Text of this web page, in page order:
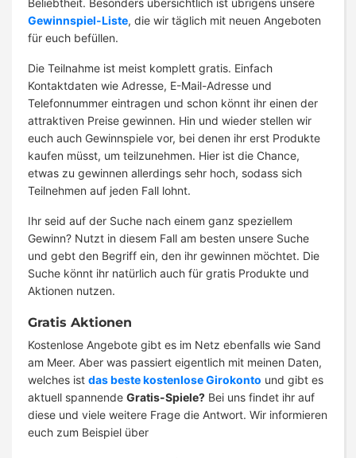
Gewinnspiel-Liste, die wir täglich mit neuen Angeboten
für euch befüllen.
Die Teilnahme ist meist komplett gratis. Einfach
Kontaktdaten wie Adresse, E-Mail-Adresse und
Telefonnummer eintragen und schon könnt ihr einen der
attraktiven Preise gewinnen. Hin und wieder stellen wir
euch auch Gewinnspiele vor, bei denen ihr erst Produkte
kaufen müsst, um teilzunehmen. Hier ist die Chance,
etwas zu gewinnen allerdings sehr hoch, sodass sich
Teilnehmen auf jeden Fall lohnt.
Ihr seid auf der Suche nach einem ganz speziellem
Gewinn? Nutzt in diesem Fall am besten unsere Suche
und gebt den Begriff ein, den ihr gewinnen möchtet. Die
Suche könnt ihr natürlich auch für gratis Produkte und
Aktionen nutzen.
Gratis Aktionen
Kostenlose Angebote gibt es im Netz ebenfalls wie Sand
am Meer. Aber was passiert eigentlich mit meinen Daten,
welches ist das beste kostenlose Girokonto und gibt es
aktuell spannende Gratis-Spiele? Bei uns findet ihr auf
diese und viele weitere Frage die Antwort. Wir informieren
euch zum Beispiel über